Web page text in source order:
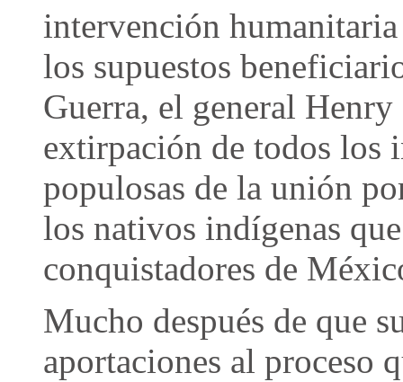
intervención
los supuestos
Guerra, el general
extirpación de todos los
populosas de la unión
los nativos indígenas
conquistadores de
Mucho después de que
aportaciones al proceso